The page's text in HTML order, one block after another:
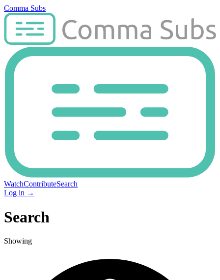
Comma Subs
WatchContributeSearch
Log in →
Search
Showing